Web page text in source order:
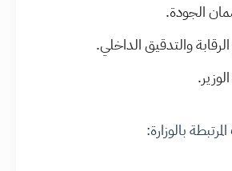
الجودة.
والتدقيق الداخلي.
بالوزارة: